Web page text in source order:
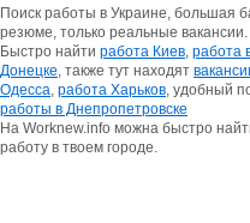
Поиск работы в Украине, большая
резюме, только реальные вакансии.
Быстро найти работа Киев, работа
Донецке, также тут находят
Одесса, работа Харьков, удобный
работы в Днепропетровске
На Worknew.info можна быстро
работу в твоем городе.